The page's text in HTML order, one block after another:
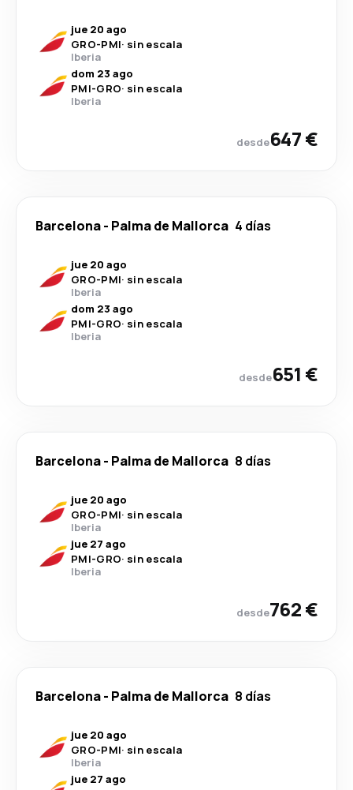
jue 20 ago
GRO-PMI· sin escala
Iberia
dom 23 ago
PMI-GRO· sin escala
Iberia
desde647 €
Barcelona- Palma de Mallorca 4 días
jue 20 ago
GRO-PMI· sin escala
Iberia
dom 23 ago
PMI-GRO· sin escala
Iberia
desde651 €
Barcelona- Palma de Mallorca 8 días
jue 20 ago
GRO-PMI· sin escala
Iberia
jue 27 ago
PMI-GRO· sin escala
Iberia
desde762 €
Barcelona- Palma de Mallorca 8 días
jue 20 ago
GRO-PMI· sin escala
Iberia
jue 27 ago